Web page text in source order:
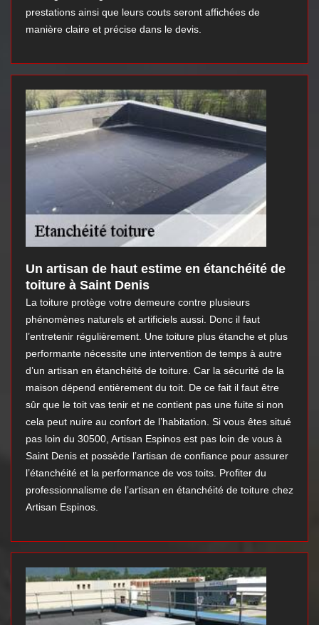
prestations ainsi que leurs couts seront affichées de
manière claire et précise dans le devis.
Un artisan de haut estime en étanchéité de
toiture à Saint Denis
La toiture protège votre demeure contre plusieurs
phénomènes naturels et artificiels aussi. Donc il faut
l’entretenir régulièrement. Une toiture plus étanche et plus
performante nécessite une intervention de temps à autre
d’un artisan en étanchéité de toiture. Car la sécurité de la
maison dépend entièrement du toit. De ce fait il faut être
sûr que le toit vas tenir et ne contient pas une fuite si non
cela peut nuire au confort de l’habitation. Si vous êtes situé
pas loin du 30500, Artisan Espinos est pas loin de vous à
Saint Denis et possède l’artisan de confiance pour assurer
l’étanchéité et la performance de vos toits. Profiter du
professionnalisme de l’artisan en étanchéité de toiture chez
Artisan Espinos.